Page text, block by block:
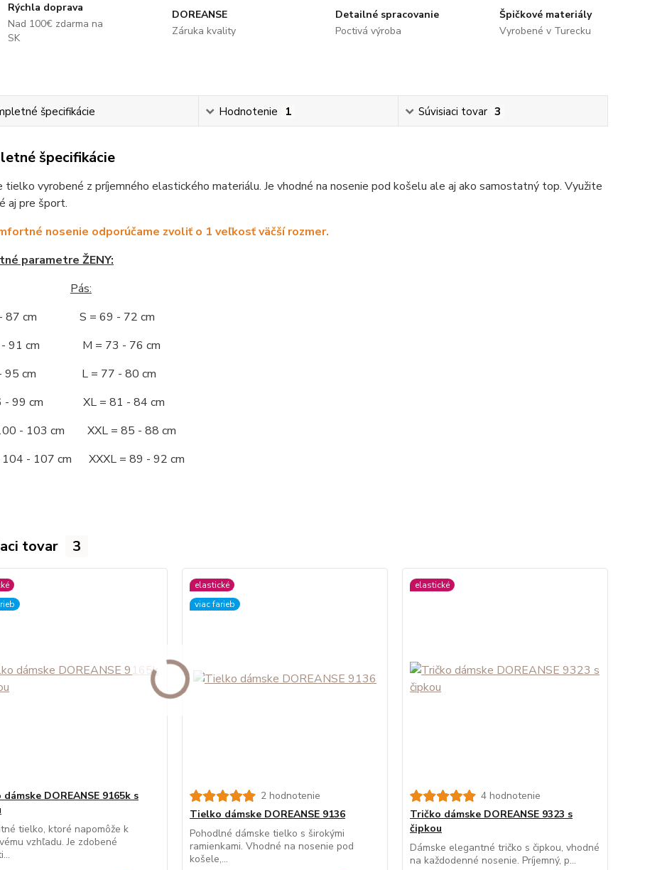
Rýchla doprava
Nad 100€ zdarma na
SK
DOREANSE
Záruka kvality
Detailné spracovanie
Poctivá výroba
Špičkové materiály
Vyrobené v Turecku
špecifikácie Hodnotenie 1 Súvisiaci tovar 3
špecifikácie
tielko vyrobené z príjemného elastického materiálu. Je vhodné na nosenie pod košelu ale aj ako samostatný top. Využite
aj pre šport.
nosenie odporúčame zvoliť o 1 veľkosť väčší rozmer.
parametre ŽENY:
Pás:
- 87 cm S = 69 - 72 cm
- 91 cm M = 73 - 76 cm
- 95 cm L = 77 - 80 cm
- 99 cm XL = 81 - 84 cm
- 103 cm XXL = 85 - 88 cm
104 - 107 cm XXXL = 89 - 92 cm
tovar 3
DOREANSE 9165k s
tielko, ktoré napomôže k
vzhľadu. Je zdobené
elastické
viac farieb
2 hodnotenie
Tielko dámske DOREANSE 9136
Pohodlné dámske tielko s širokými
ramienkami. Vhodné na nosenie pod
košele,...
elastické
4 hodnotenie
Tričko dámske DOREANSE 9323 s
čipkou
Dámske elegantné tričko s čipkou, vhodné
na každodenné nosenie. Príjemný, p...